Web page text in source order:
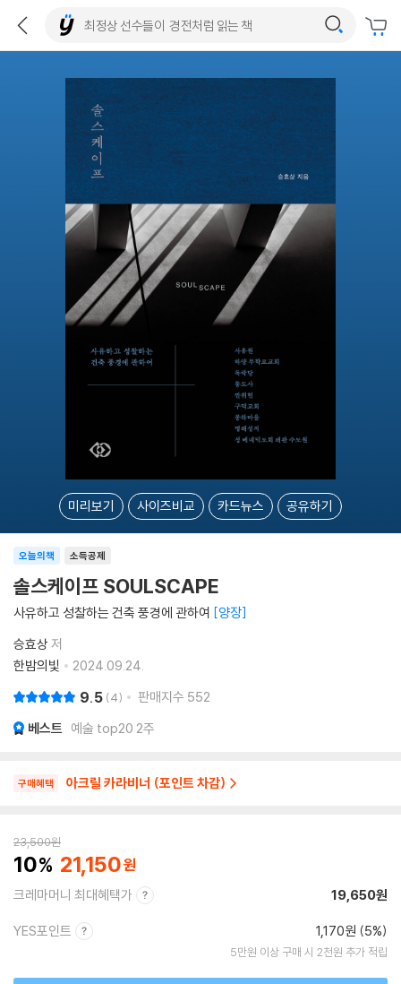
미리보기 사이즈비교 카드뉴스 공유하기
소득공제
오늘의책
솔스케이프 SOULSCAPE
사유하고 성찰하는 건축 풍경에 관하여 양장
승효상 저
한밤의빛
2024.09.24.
9.5 4 판매지수 552
베스트 예술 top20 2주
구매혜택 아크릴 카라비너 (포인트 차감)
23,500원
10 21,150
크레마머니 최대혜택가 19,650원
YES포인트 1,170원 (5%)
5만원 이상 구매 시 2천원 추가 적립